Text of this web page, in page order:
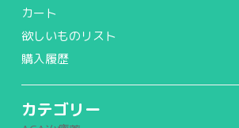
カート
欲しいものリスト
購入履歴
カテゴリー